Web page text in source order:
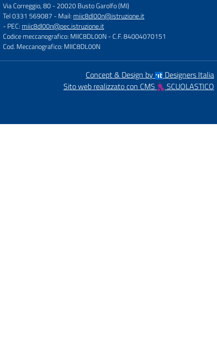
Via Correggio, 80-20020 Busto Garolfo (MI)
Tel 0331 569087 - Mail: miic8dl00n@istruzione.it
- PEC: miic8dl00n@pec.istruzione.it
Codice meccanografico: MIIC8DL00N- C.F. 84004070151
Cod. Meccanografico: MIIC8DL00N
Concept & Design by
Designers Italia
Sito web realizzato con CMS
SCUOLASTICO